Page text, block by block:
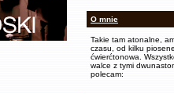
O mnie
Takie tam atonalne,
czasu, od kilku
ćwierćtonowa.
walce z tymi
polecam: